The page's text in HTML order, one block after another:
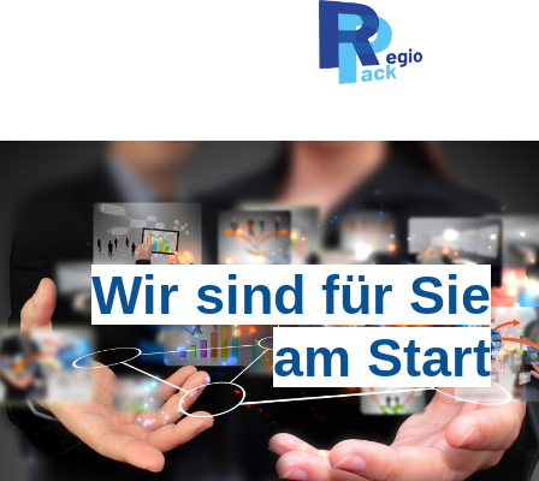
Wir sind für Sie
am Start